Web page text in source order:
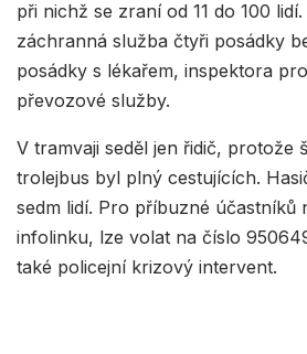
při nichž se zraní od 11 do 100
záchranná služba čtyři posádky
posádky s lékařem, inspektora
převozové služby.
V tramvaji seděl jen řidič, protože
trolejbus byl plný cestujících.
sedm lidí. Pro příbuzné účastníků
infolinku, lze volat na číslo
také policejní krizový intervent.